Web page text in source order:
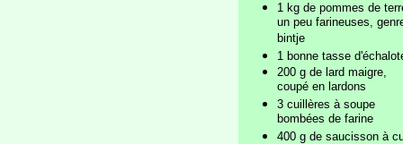
1 kg de pommes de
un peu farineuses,
bintje
1 bonne tasse
200 g de lard maigre,
coupé en lardons
3 cuillères à soupe
bombées de farine
400 g de saucisson à